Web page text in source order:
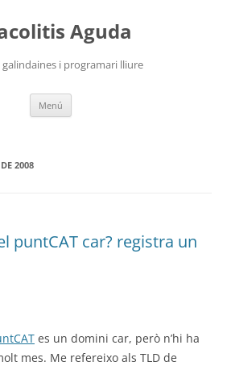
Aguda
i programari lliure
Menú
DE 2008
puntCAT car? registra un
es un domini car, però n’hi ha
mes. Me refereixo als TLD de